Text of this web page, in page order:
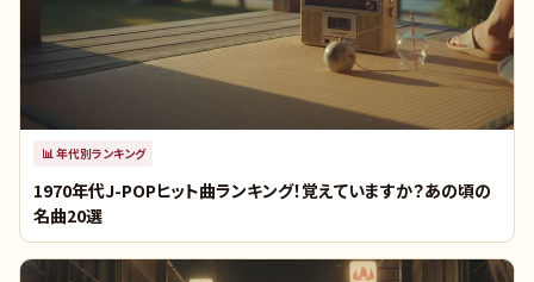
📊年代別ランキング
1970年代J-POPヒット曲ランキング！覚えていますか？あの頃の
名曲20選